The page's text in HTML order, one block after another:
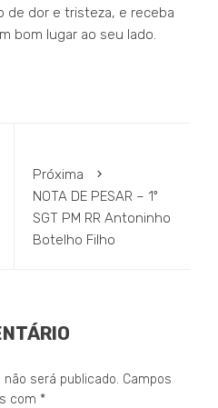
de dor e tristeza, e receba
bom lugar ao seu lado.
Próxima
NOTA DE PESAR – 1º
SGT PM RR Antoninho
Botelho Filho
será publicado. Campos
com *